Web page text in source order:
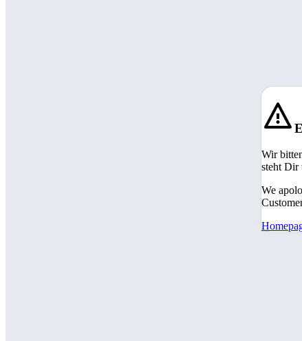
Wir
steht Dir
We